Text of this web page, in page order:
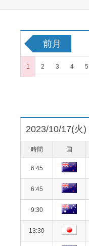
前月
1 2 3 4 5
2023/10/17(火)
時間 国
6:45
6:45
9:30
13:30